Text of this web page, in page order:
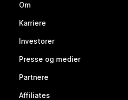
Om
Karriere
Investorer
Presse og medier
Partnere
Affiliates